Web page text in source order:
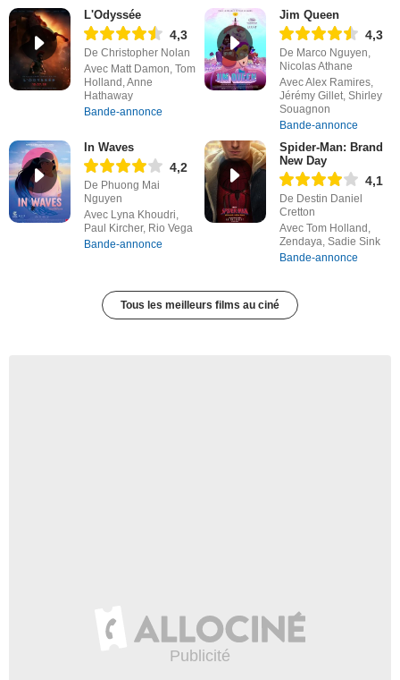
L'Odyssée
4,3
De Christopher Nolan
Avec Matt Damon, Tom
Holland, Anne
Hathaway
Bande-annonce
Jim Queen
4,3
De Marco Nguyen,
Nicolas Athane
Avec Alex Ramires,
Jérémy Gillet, Shirley
Souagnon
Bande-annonce
In Waves
4,2
De Phuong Mai
Nguyen
Avec Lyna Khoudri,
Paul Kircher, Rio Vega
Bande-annonce
Spider-Man: Brand
New Day
4,1
De Destin Daniel
Cretton
Avec Tom Holland,
Zendaya, Sadie Sink
Bande-annonce
Tous les meilleurs films au ciné